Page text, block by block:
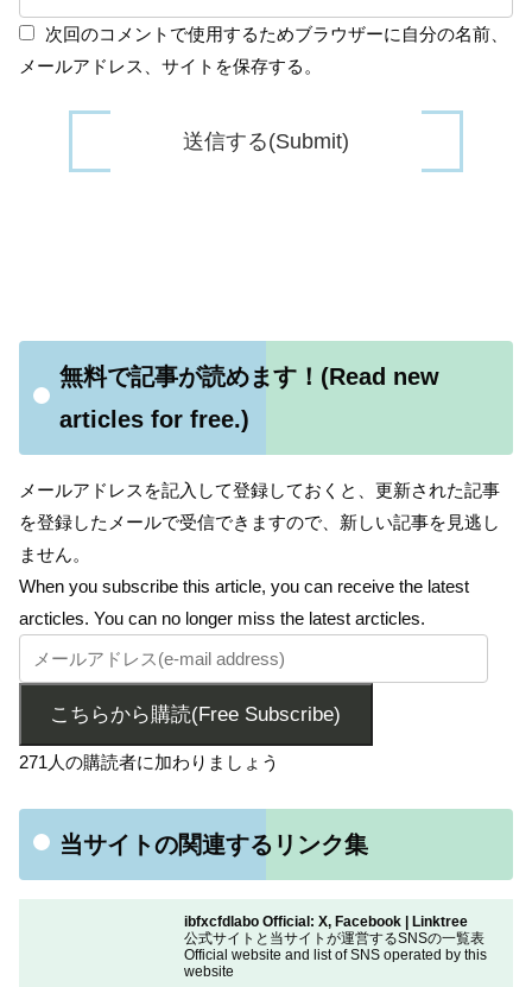
次回のコメントで使用するためブラウザーに自分の名前、
メールアドレス、サイトを保存する。
無料で記事が読めます！(Read new
articles for free.)
メールアドレスを記入して登録しておくと、更新された記事
を登録したメールで受信できますので、新しい記事を見逃し
ません。
When you subscribe this article, you can receive the latest
arcticles. You can no longer miss the latest arcticles.
こちらから購読(Free Subscribe)
271人の購読者に加わりましょう
当サイトの関連するリンク集
ibfxcfdlabo Official: X, Facebook | Linktree
公式サイトと当サイトが運営するSNSの一覧表
Official website and list of SNS operated by this
website